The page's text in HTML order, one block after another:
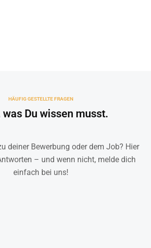
HÄUFIG GESTELLTE FRAGEN
Du wissen musst.
deiner Bewerbung oder dem Job? Hier
– und wenn nicht, melde dich
einfach bei uns!